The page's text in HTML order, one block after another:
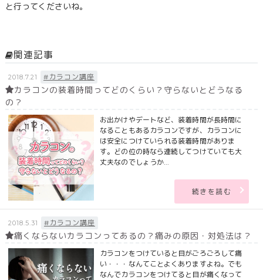
と行ってくださいね。
関連記事
2018.7.21 #カラコン講座
カラコンの装着時間ってどのくらい？守らないとどうなる
の？
お出かけやデートなど、装着時間が長時間に
なることもあるカラコンですが、カラコンに
は安全につけていられる装着時間がありま
す。どの位の時なら連続してつけていても大
丈夫なのでしょうか...
続きを読む
2018.5.31 #カラコン講座
痛くならないカラコンってあるの？痛みの原因・対処法は？
カラコンをつけていると目がごろごろして痛
い・・・なんてことよくありますよね。でも
なんでカラコンをつけてると目が痛くなって